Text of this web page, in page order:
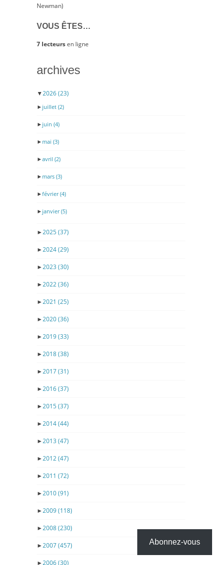
Newman)
VOUS ÊTES…
7 lecteursen ligne
archives
▼2026(23)
► juillet (2)
► juin (4)
► mai (3)
►avril (2)
► mars (3)
►février(4)
► janvier(5)
►2025(37)
►2024(29)
►2023 (30)
►2022(36)
►2021 (25)
►2020(36)
►2019(33)
►2018(38)
►2017(31)
►2016(37)
►2015(37)
►2014(44)
►2013 (47)
►2012(47)
►2011 (72)
►2010(91)
►2009(118)
►2008(230)
►2007(457)
►2006(30)
Abonnez-vous